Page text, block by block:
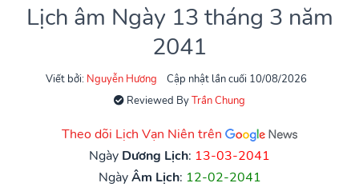
Lịch âm Ngày 13 tháng 3 năm
2041
Viết bởi: Nguyễn Hương
Cập nhật lần cuối 10/08/2026
Reviewed ByTrần Chung
Theo dõi Lịch Vạn Niên trên
Ngày Dương Lịch: 13-03-2041
NgàyÂm Lịch: 12-02-2041